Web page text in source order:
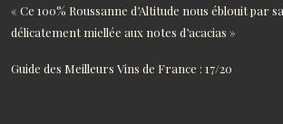
« Ce 100% Roussanne d’Altitude nous éblouit par
délicatement miellée aux notes d’acacias »
Guide des Meilleurs Vins de France : 17/20